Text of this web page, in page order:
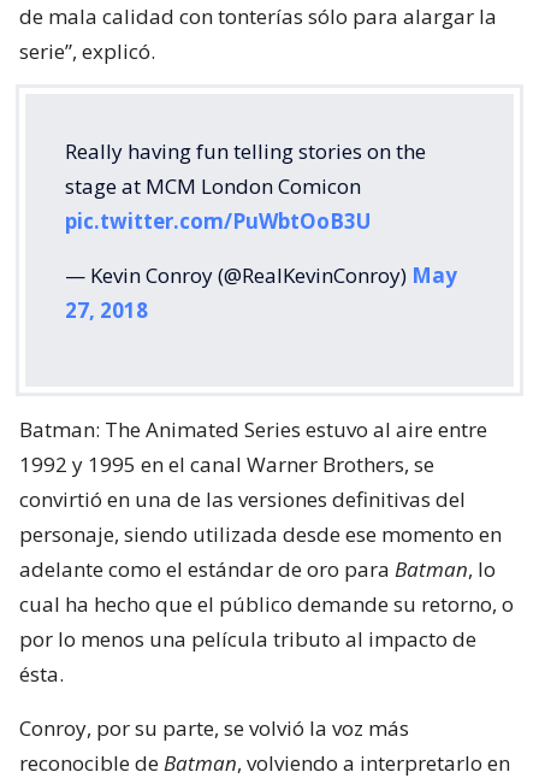
de mala calidad con tonterías sólo para alargar la
serie”, explicó.
Really having fun telling stories on the
stage at MCM London Comicon
pic.twitter.com/PuWbtOoB3U
— Kevin Conroy (@RealKevinConroy) May
27, 2018
Batman: The Animated Series estuvo al aire entre
1992 y 1995 en el canal Warner Brothers, se
convirtió en una de las versiones definitivas del
personaje, siendo utilizada desde ese momento en
adelante como el estándar de oro para Batman, lo
cual ha hecho que el público demande su retorno, o
por lo menos una película tributo al impacto de
ésta.
Conroy, por su parte, se volvió la voz más
reconocible deBatman, volviendo a interpretarlo en